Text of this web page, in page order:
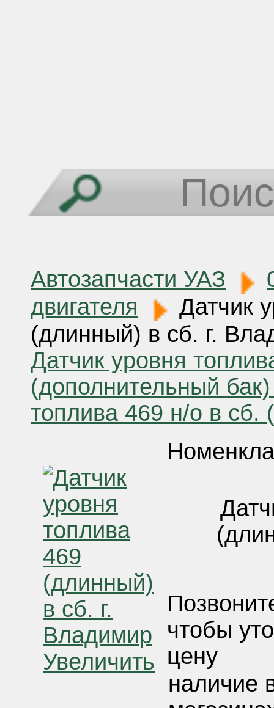
Автозапчасти УАЗ
двигателя
Датчик
(длинный) в сб. г.
Датчик уровня
(дополнительный
топлива 469 н/о в сб.
Увеличить
чтобы
цену
наличие